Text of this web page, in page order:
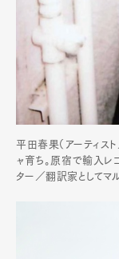
平田春果（アーティス
ャ育ち。原宿で輸入レ
ター／翻訳家としてマ